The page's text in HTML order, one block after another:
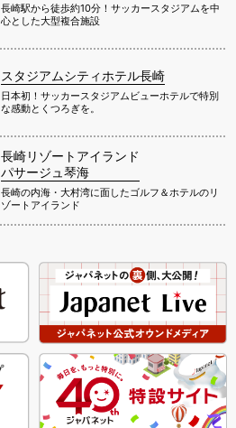
長崎駅から徒歩約10分！サッカースタジアムを中
心とした大型複合施設
スタジアムシティホテル長崎
日本初！サッカースタジアムビューホテルで特別
な感動とくつろぎを。
長崎リゾートアイランド
パサージュ琴海
長崎の内海・大村湾に面したゴルフ＆ホテルのリ
ゾートアイランド